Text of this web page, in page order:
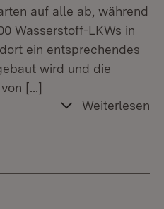
auf alle ab, während
Wasserstoff-LKWs in
ein entsprechendes
wird und die
[…]
Weiterlesen